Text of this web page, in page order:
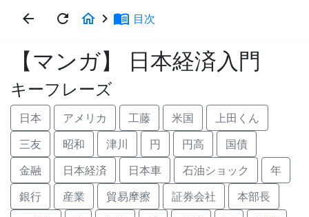
arrow_back refresh home keyboard_arrow_right menu_book 目次
【マンガ】 日本経済入門
キーフレーズ
日本 アメリカ 工藤 米国
上田くん
三友
昭和 津川 円 円高
国債
金融
日本経済 日本車 石油ショック
年
銀行
産業 貿易摩擦 証券会社
本部長